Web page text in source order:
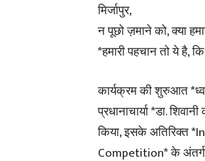
मिर्जापुर,
न पूछो ज़माने को, क्या
*हमारी पहचान तो ये है,
कार्यक्रम की शुरुआत
प्रधानाचार्या *डा.
किया, इसके अतिरिक्त
Competition* के